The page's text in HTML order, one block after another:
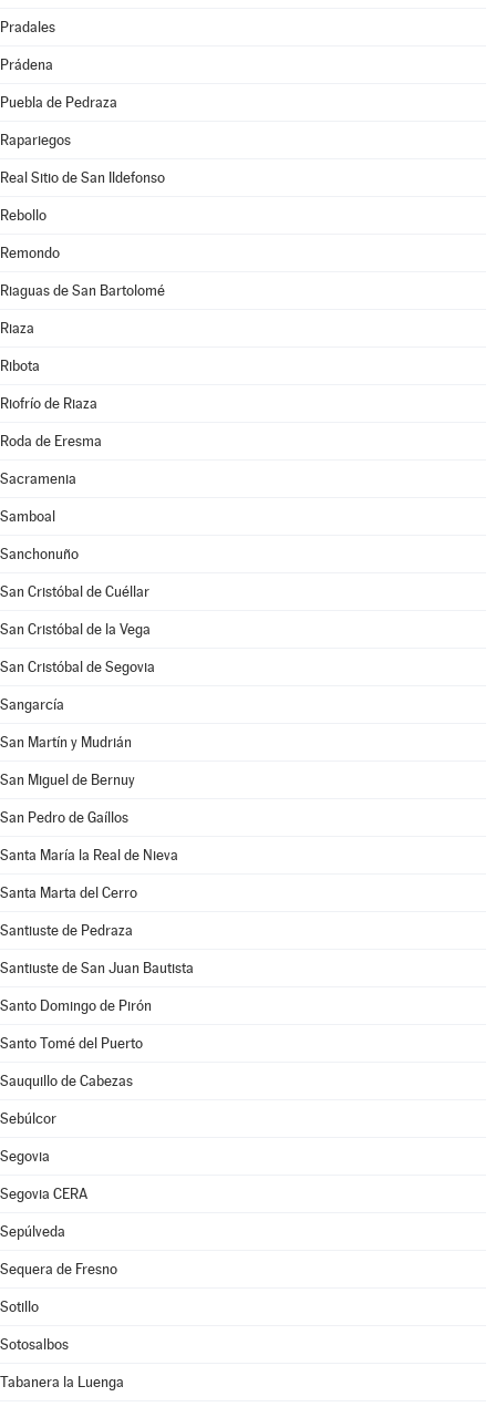
Pradales
Prádena
Puebla de Pedraza
Rapariegos
Real Sitio de San Ildefonso
Rebollo
Remondo
Riaguas de San Bartolomé
Riaza
Ribota
Riofrío de Riaza
Roda de Eresma
Sacramenia
Samboal
Sanchonuño
San Cristóbal de Cuéllar
San Cristóbal de la Vega
San Cristóbal de Segovia
Sangarcía
San Martín y Mudrián
San Miguel de Bernuy
San Pedro de Gaíllos
Santa María la Real de Nieva
Santa Marta del Cerro
Santiuste de Pedraza
Santiuste de San Juan Bautista
Santo Domingo de Pirón
Santo Tomé del Puerto
Sauquillo de Cabezas
Sebúlcor
Segovia
Segovia CERA
Sepúlveda
Sequera de Fresno
Sotillo
Sotosalbos
Tabanera la Luenga